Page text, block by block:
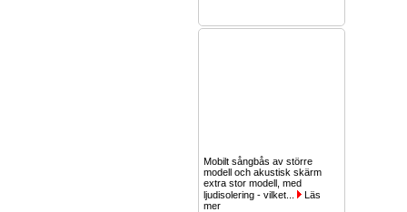
Mobilt sångbås av större
modell och akustisk skärm
extra stor modell, med
ljudisolering - vilket...
Läs
mer